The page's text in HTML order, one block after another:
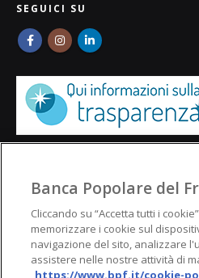
SEGUICI SU
Banca Popolare del
Cliccando su “Accetta tutti i
memorizzare i cookie sul
navigazione del sito, analizzare
assistere nelle nostre attività di